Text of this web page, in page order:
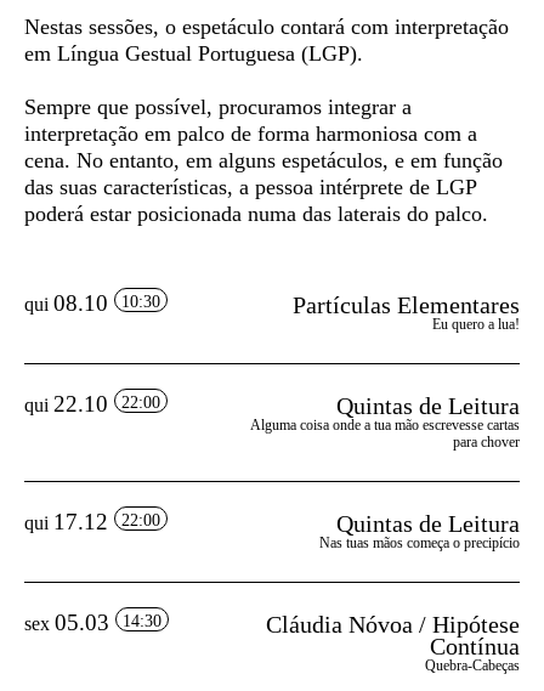
Nestas sessões, o espetáculo contará com interpretação
em Língua Gestual Portuguesa (LGP).
Sempre que possível, procuramos integrar a
interpretação em palco de forma harmoniosa com a
cena. No entanto, em alguns espetáculos, e em função
das suas características, a pessoa intérprete de LGP
poderá estar posicionada numa das laterais do palco.
qui 08.10 10:30 Partículas Elementares
Eu quero a lua!
qui 22.10 22:00 Quintas de Leitura
Alguma coisa onde a tua mão escrevesse cartas
para chover
qui 17.12 22:00 Quintas de Leitura
Nas tuas mãos começa o precipício
sex 05.03 14:30
Cláudia Nóvoa / Hipótese
Contínua
Quebra-Cabeças